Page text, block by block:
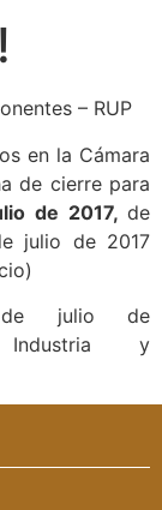
– RUP
en la Cámara
de cierre para
de 2017,de
julio de 2017
julio de
Industria y